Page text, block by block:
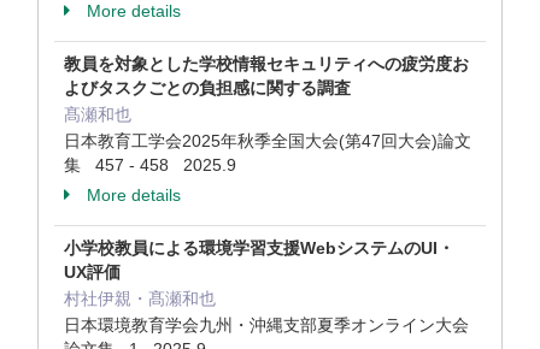
More details
教員を対象とした学校情報セキュリティへの疲労度お
よびタスクごとの負担感に関する調査
髙瀬和也
日本教育工学会2025年秋季全国大会(第47回大会)論文
集 457 - 458 2025.9
More details
小学校教員による環境学習支援WebシステムのUI・
UX評価
村社伊親・髙瀬和也
日本環境教育学会九州・沖縄支部夏季オンライン大会